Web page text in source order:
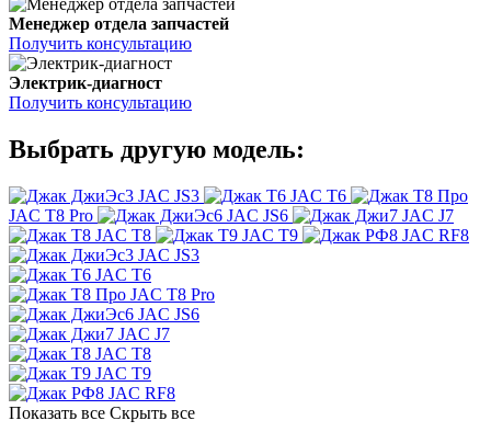
Менеджер отдела запчастей
Получить консультацию
Электрик-диагност
Получить консультацию
Выбрать другую модель:
JAC JS3
JAC T6
JAC T8 Pro
JAC JS6
JAC J7
JAC T8
JAC T9
JAC RF8
JAC JS3
JAC T6
JAC T8 Pro
JAC JS6
JAC J7
JAC T8
JAC T9
JAC RF8
Показать все Скрыть все